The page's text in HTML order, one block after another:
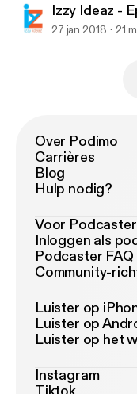
Izzy Ideaz -
27 jan 2018 21
Over Podimo
Carrières
Blog
Hulp nodig?
Voor
Inloggen als
Podcaster FAQ
Community-
Luister op
Luister op
Luister op het
Instagram